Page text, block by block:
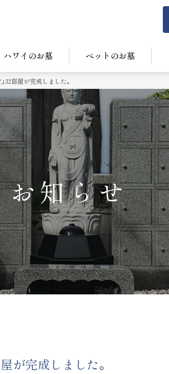
ハワイのお墓 ペットのお墓
32部屋が完成しました。
お知らせ
が完成しました。